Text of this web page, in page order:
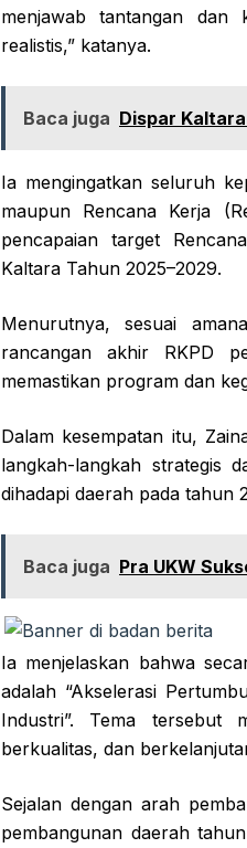
menjawab tantangan dan
realistis,” katanya.
Baca juga Dispar
Ia mengingatkan seluruh
maupun Rencana Kerja
pencapaian target
Kaltara Tahun 2025–2029.
Menurutnya, sesuai
rancangan akhir RKPD
memastikan program dan
Dalam kesempatan itu,
langkah-langkah strategis
dihadapi daerah pada tahun
Baca juga Pra UKW
Ia menjelaskan bahwa
adalah “Akselerasi
Industri”. Tema tersebut
berkualitas, dan
Sejalan dengan arah
pembangunan daerah